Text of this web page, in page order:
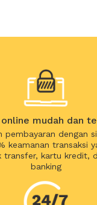
online mudah dan
pembayaran dengan
keamanan transaksi
transfer, kartu kredit,
banking